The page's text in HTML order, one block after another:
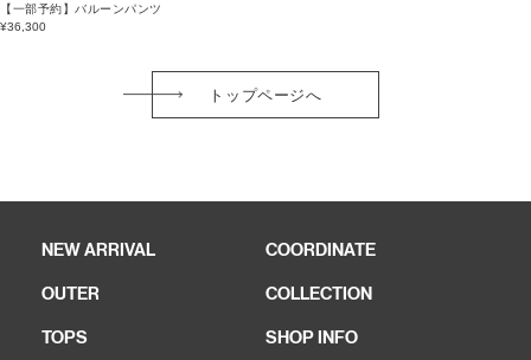
【一部予約】バルーンパンツ
¥36,300
トップページへ
NEW ARRIVAL
OUTER
TOPS
COORDINATE
COLLECTION
SHOP INFO